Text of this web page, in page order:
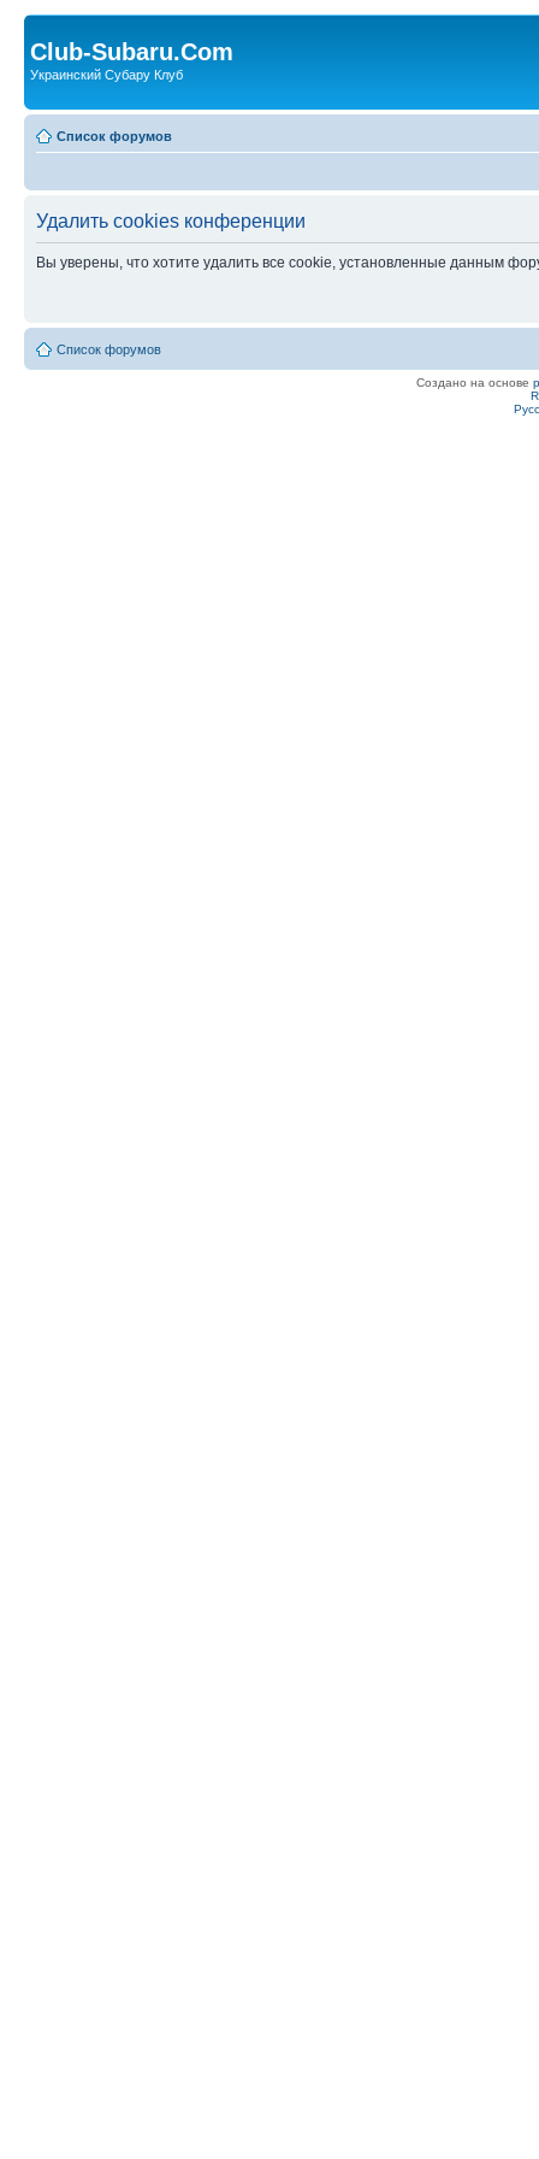
Club-Subaru.Com
Украинский Субару Клуб
Список форумов
Удалить cookies конференции
Вы уверены, что хотите удалить все cookie, установленные данным
Список форумов
Создано на основе